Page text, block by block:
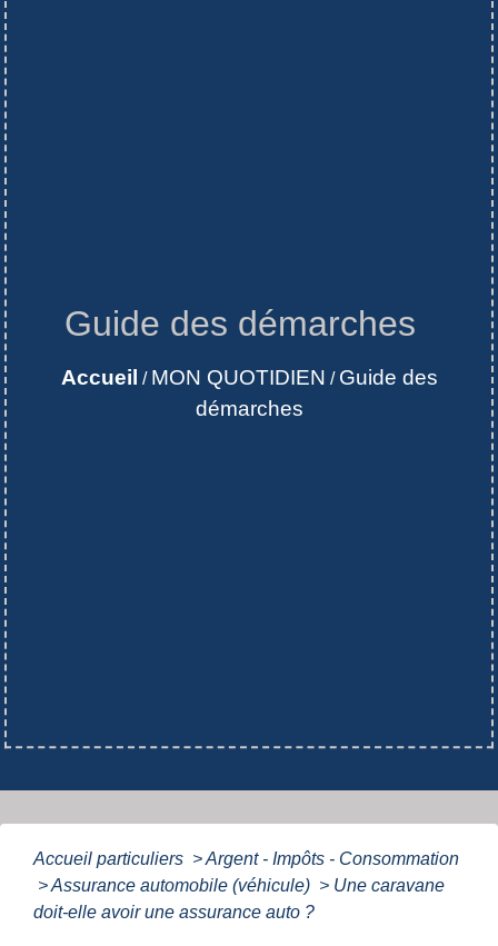
Guide des démarches
Accueil / MON QUOTIDIEN / Guide des
démarches
Accueil particuliers >Argent - Impôts - Consommation
>Assurance automobile (véhicule) > Une caravane
doit-elle avoir une assurance auto ?